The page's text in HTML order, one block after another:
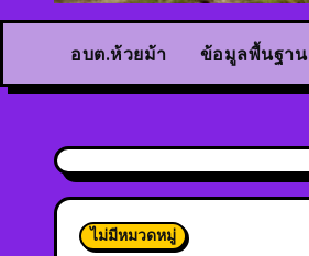
อบต.ห้วยม้า ข้อมูลพื้นฐาน
ไม่มีหมวดหมู่